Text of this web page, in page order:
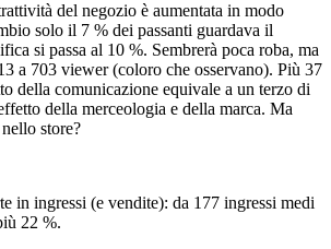
del negozio è aumentata in modo
solo il 7 % dei passanti guardava il
si passa al 10 %. Sembrerà poca roba, ma
a 703 viewer (coloro che osservano). Più 37
della comunicazione equivale a un terzo di
della merceologia e della marca. Ma
store?
in ingressi (e vendite): da 177 ingressi medi
22 %.